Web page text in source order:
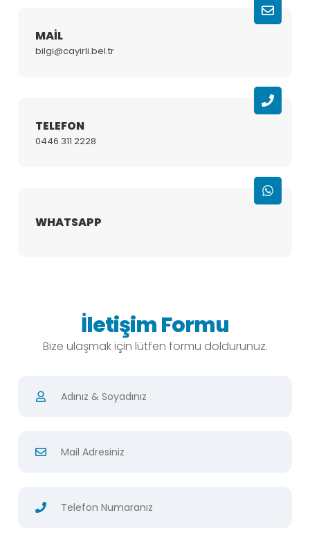
MAIL
bilgi@cayirli.bel.tr
TELEFON
0446 311 2228
WHATSAPP
İletişim Formu
Bize ulaşmak için lütfen formu doldurunuz.